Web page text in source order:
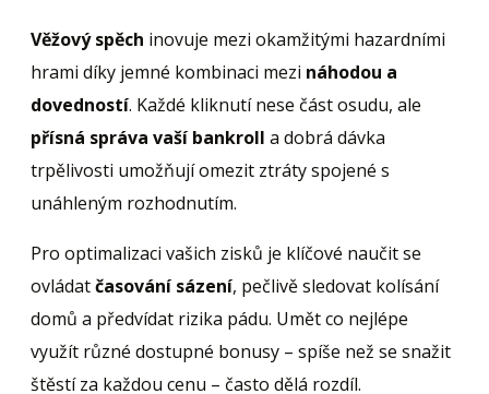
Věžový spěch inovuje mezi okamžitými hazardními
hrami díky jemné kombinaci mezi náhodou a
dovedností. Každé kliknutí nese část osudu, ale
přísná správa vaší bankroll a dobrá dávka
trpělivosti umožňují omezit ztráty spojené s
unáhleným rozhodnutím.
Pro optimalizaci vašich zisků je klíčové naučit se
ovládatčasování sázení, pečlivě sledovat kolísání
domů a předvídat rizika pádu. Umět co nejlépe
využít různé dostupné bonusy – spíše než se snažit
štěstí za každou cenu – často dělá rozdíl.